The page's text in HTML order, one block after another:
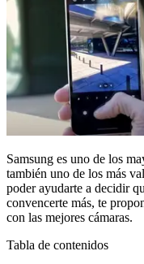
Samsung es uno de los
también uno de los más
poder ayudarte a decidir
convencerte más, te
con las mejores cámaras.
Tabla de contenidos